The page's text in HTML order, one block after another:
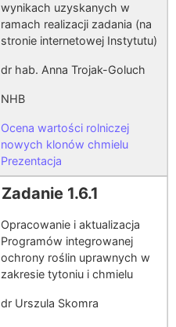
wynikach uzyskanych w
ramach realizacji zadania (na
stronie internetowej Instytutu)
dr hab. Anna Trojak-Goluch
NHB
Ocena wartości rolniczej
nowych klonów chmielu
Prezentacja
Zadanie 1.6.1
Opracowanie i aktualizacja
Programów integrowanej
ochrony roślin uprawnych w
zakresie tytoniu i chmielu
dr Urszula Skomra